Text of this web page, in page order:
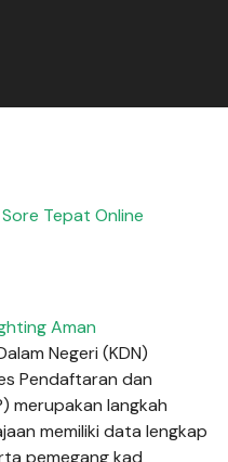
Tepat Online
Aman
Negeri (KDN)
Pendaftaran dan
merupakan langkah
memiliki data lengkap
pemegang kad